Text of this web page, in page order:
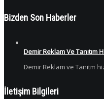
Bizden Son Haberler
Demir Reklam Ve Tanıtım
Demir Reklam ve Tanıtm
İletişim Bilgileri